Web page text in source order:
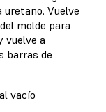
uretano. Vuelve
molde para
vuelve a
barras de
vacío